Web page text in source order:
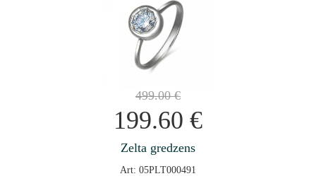
499.00€
199.60 €
Zelta gredzens
Art: 05PLT000491